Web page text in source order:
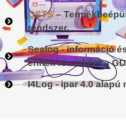
QSTS–
rendszer,
Sealog - információ
ennek részeként a
I4Log - ipar 4.0 alapú